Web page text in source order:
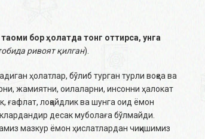
бор ҳолатда тонг оттирса, унга
ривоят қилган).
ҳолатлар, бўлиб турган турли воқеа ва
жамиятни, оилаларни, инсонни ҳалокат
ғафлат, лоқайдлик ва шунга оид ёмон
десак муболаға бўлмайди.
мазкур ёмон ҳислатлардан чиқишимиз